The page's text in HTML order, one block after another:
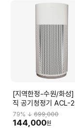
[지역한정-수원/화성]
직 공기청정기 ACL-
79% ↓ 699,000
144,000원